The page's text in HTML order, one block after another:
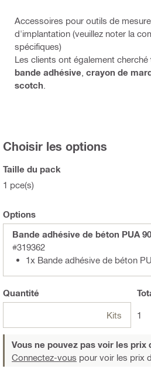
Accessoires pour outils de
d'implantation (veuillez noter la
spécifiques)
Les clients ont également cherché
bande adhésive crayon de
scotch
Choisir les options
Taille du pack
1 pce(s)
Options
Bande adhésive de béton PUA 90
#319362
1x Bande adhésive de béton
Quantité
Kits 1
Vous ne pouvez pas voir les prix
Connectez-vous pour voir les prix